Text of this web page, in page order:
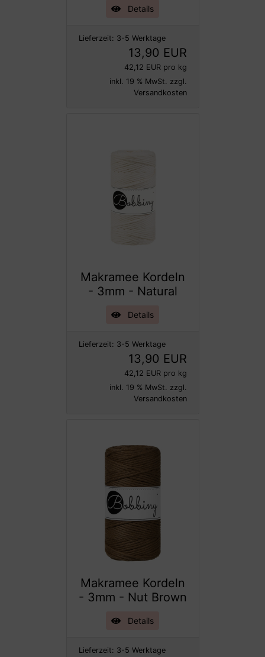
Details
Lieferzeit: 3-5 Werktage
13,90 EUR
42,12 EUR pro kg
inkl. 19 % MwSt. zzgl.
Versandkosten
Makramee Kordeln
- 3mm - Natural
Details
Lieferzeit: 3-5 Werktage
13,90 EUR
42,12 EUR pro kg
inkl. 19 % MwSt. zzgl.
Versandkosten
Makramee Kordeln
- 3mm - Nut Brown
Details
Lieferzeit: 3-5 Werktage